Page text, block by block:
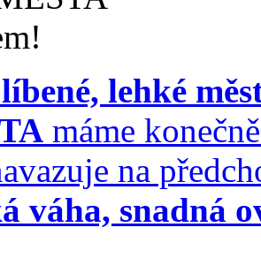
lehké
máme
na
váha, snadná